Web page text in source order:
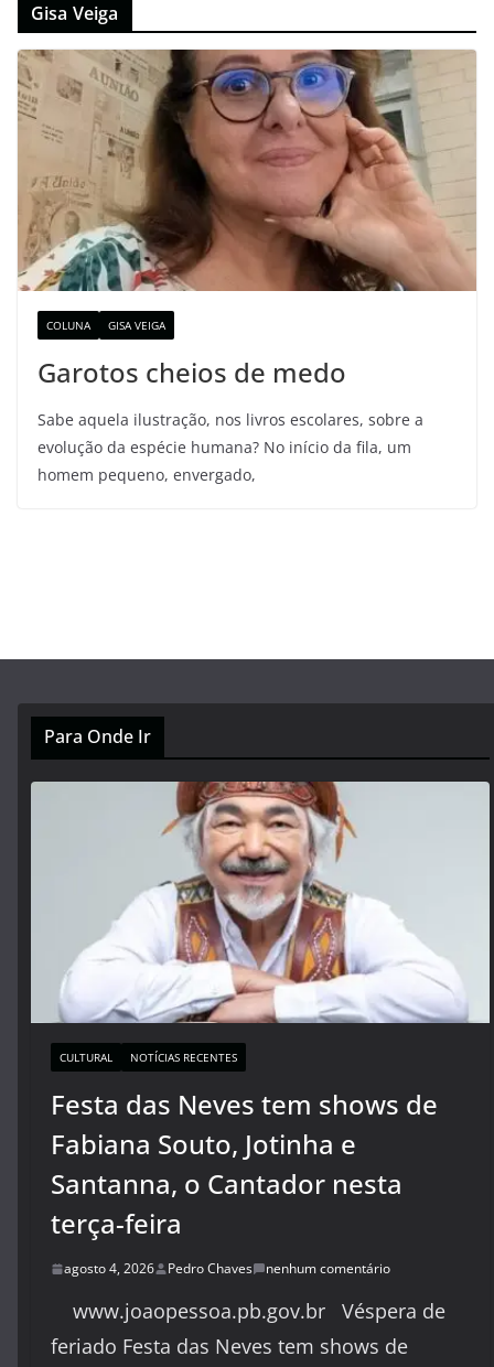
Gisa Veiga
COLUNA GISA VEIGA
Garotos cheios de medo
Sabe aquela ilustração, nos livros escolares, sobre a
evolução da espécie humana? No início da fila, um
homem pequeno, envergado,
Para Onde Ir
CULTURAL NOTÍCIAS RECENTES
Festa das Neves tem shows de
Fabiana Souto, Jotinha e
Santanna, o Cantador nesta
terça-feira
agosto 4, 2026 Pedro Chaves nenhum comentário
www.joaopessoa.pb.gov.br Véspera de
feriado Festa das Neves tem shows de